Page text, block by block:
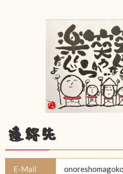
連絡先
E-Mail